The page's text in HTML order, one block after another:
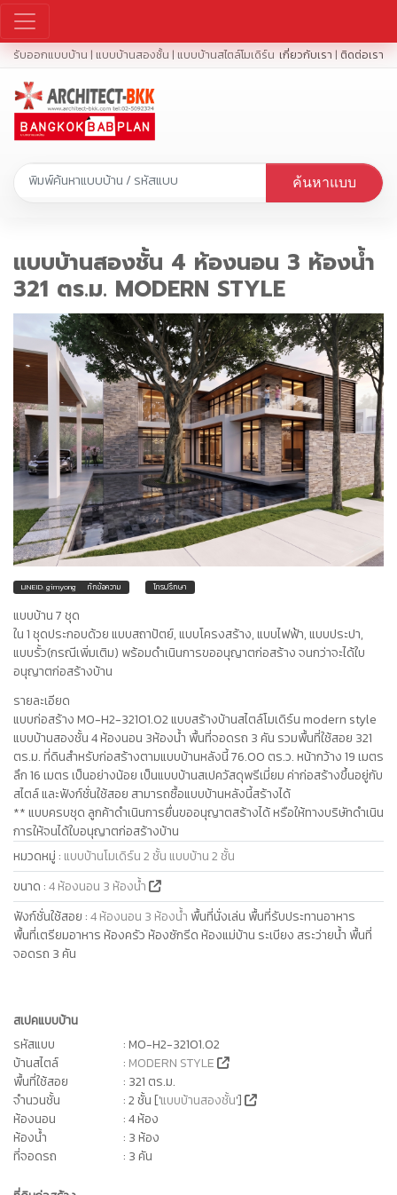
รับออกแบบบ้าน | แบบบ้านสองชั้น | แบบบ้านสไตล์โมเดิร์น เกี่ยวกับเรา | ติดต่อเรา
ค้นหาแบบ
สเปคแบบบ้าน
รหัสแบบ
: MO-H2-32101.02
บ้านสไตล์
: MODERN STYLE
พื้นที่ใช้สอย
: 321 ตร.ม.
จำนวนชั้น
: 2 ชั้น ['แบบบ้านสองชั้น']
ห้องนอน
: 4 ห้อง
ห้องน้ำ
: 3 ห้อง
ที่จอดรถ
: 3 คัน
แบบบ้านสองชั้น 4 ห้องนอน 3 ห้องน้ำ
321 ตร.ม. MODERN STYLE
LINEID: gimyong ทักข้อความ โทรปรึกษา
แบบบ้าน 7 ชุด
ใน 1 ชุดประกอบด้วย แบบสถาปัตย์, แบบโครงสร้าง, แบบไฟฟ้า, แบบประปา,
แบบรั้ว(กรณีเพิ่มเติม) พร้อมดำเนินการขออนุญาตก่อสร้าง จนกว่าจะได้ใบ
อนุญาตก่อสร้างบ้าน
รายละเอียด
แบบก่อสร้าง MO-H2-32101.02 แบบสร้างบ้านสไตล์โมเดิร์น modern style
แบบบ้านสองชั้น 4 ห้องนอน 3ห้องน้ำ พื้นที่จอดรถ 3 คัน รวมพื้นที่ใช้สอย 321
ตร.ม. ที่ดินสำหรับก่อสร้างตามแบบบ้านหลังนี้ 76.00 ตร.ว. หน้ากว้าง 19 เมตร
ลึก 16 เมตร เป็นอย่างน้อย เป็นแบบบ้านสเปควัสดุพรีเมี่ยม ค่าก่อสร้างขึ้นอยู่กับ
สไตล์ และฟังก์ชั่นใช้สอย สามารถซื้อแบบบ้านหลังนี้สร้างได้
** แบบครบชุด ลูกค้าดำเนินการยื่นขออนุญาตสร้างได้ หรือให้ทางบริษัทดำเนิน
การให้จนได้ใบอนุญาตก่อสร้างบ้าน
หมวดหมู่ : แบบบ้านโมเดิร์น 2 ชั้น แบบบ้าน 2 ชั้น
ขนาด :4 ห้องนอน 3 ห้องน้ำ
ฟังก์ชั่นใช้สอย :4 ห้องนอน 3 ห้องน้ำ พื้นที่นั่งเล่น พื้นที่รับประทานอาหาร
พื้นที่เตรียมอาหาร ห้องครัว ห้องซักรีด ห้องแม่บ้าน ระเบียง สระว่ายน้ำ พื้นที่
จอดรถ 3 คัน